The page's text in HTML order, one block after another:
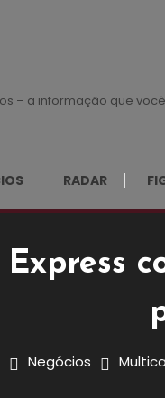
– a informação que
RADAR
Negócios